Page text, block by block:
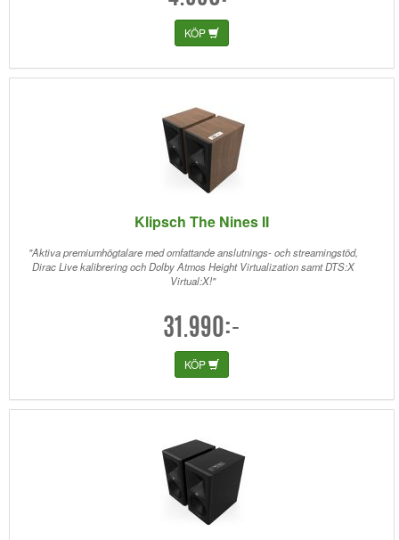
KÖP
Klipsch The Nines II
"Aktiva premiumhögtalare med omfattande anslutnings- och streamingstöd,
Dirac Live kalibrering och Dolby Atmos Height Virtualization samt DTS:X
Virtual:X!"
31.990:-
KÖP